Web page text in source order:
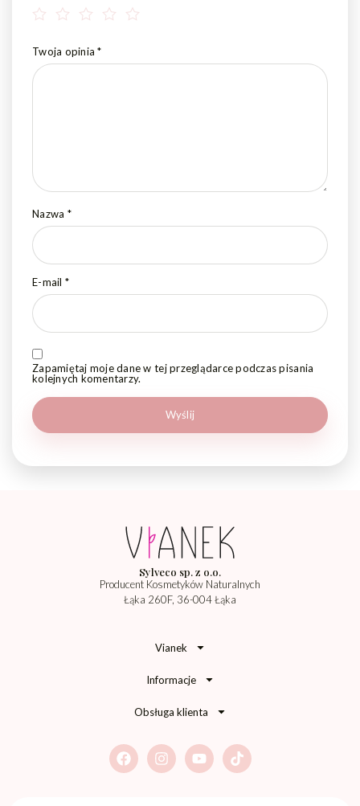
Twoja opinia*
Nazwa *
E-mail *
Zapamiętaj moje dane w tej przeglądarce podczas pisania
kolejnych komentarzy.
Sylveco sp. z o.o.
Producent Kosmetyków Naturalnych
Łąka 260F, 36-004 Łąka
Vianek
Informacje
Obsługa klienta